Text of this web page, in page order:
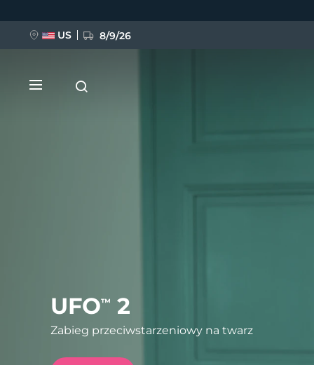
UFO™ 2
Zabieg przeciwstarzeniowy na twarz
US 8/9/26
issa™ Teeth Whitening Set